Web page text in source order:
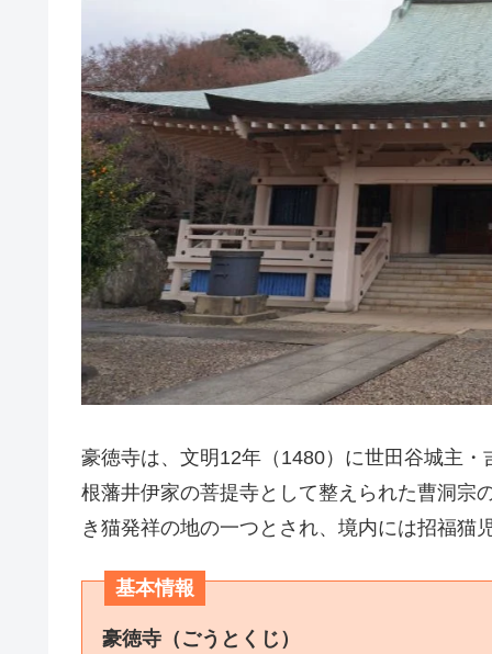
豪徳寺は、文明12年（1480）に世田谷城主
根藩井伊家の菩提寺として整えられた曹洞宗
き猫発祥の地の一つとされ、境内には招福猫
基本情報
豪徳寺（ごうとくじ）